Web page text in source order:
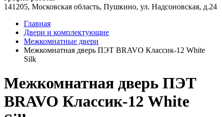
141205, Московская область, Пушкино, ул. Надсоновская, д.24
Главная
Двери и комплектующие
Межкомнатные двери
Межкомнатная дверь ПЭТ BRAVO Классик-12 White
Silk
Межкомнатная дверь ПЭТ
BRAVO Классик-12 White